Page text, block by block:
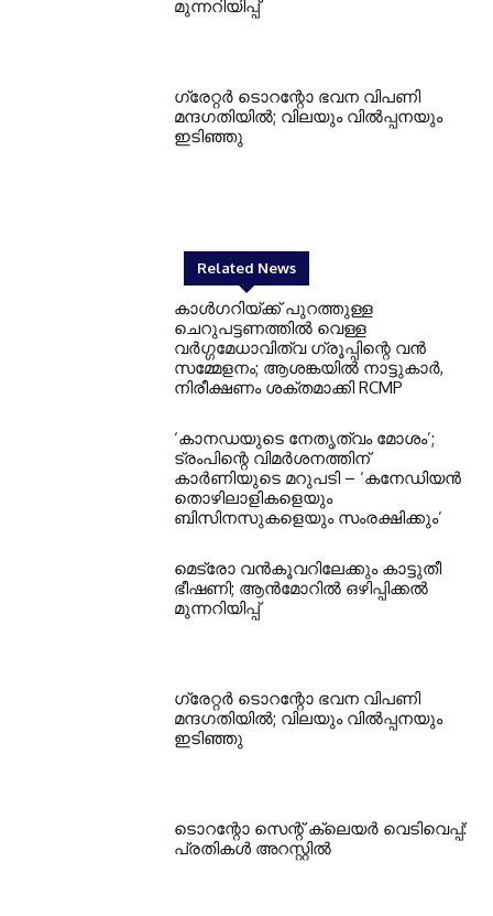
മുന്നറിയിപ്പ്
ഗ്രേറ്റര്‍ ടൊറന്റോ ഭവന വിപണി
മന്ദഗതിയില്‍; വിലയും വില്‍പ്പനയും
ഇടിഞ്ഞു
Related News
കാൾഗറിയ്ക്ക് പുറത്തുള്ള
ചെറുപട്ടണത്തിൽ വെള്ള
വർഗ്ഗമേധാവിത്വ ഗ്രൂപ്പിന്റെ വൻ
സമ്മേളനം; ആശങ്കയിൽ നാട്ടുകാർ,
നിരീക്ഷണം ശക്തമാക്കി RCMP
‘കാനഡയുടെ നേതൃത്വം മോശം’;
ട്രംപിന്റെ വിമർശനത്തിന്
കാർണിയുടെ മറുപടി – ‘കനേഡിയൻ
തൊഴിലാളികളെയും
ബിസിനസുകളെയും സംരക്ഷിക്കും’
മെട്രോ വൻകൂവറിലേക്കും കാട്ടുതീ
ഭീഷണി; ആൻമോറിൽ ഒഴിപ്പിക്കൽ
മുന്നറിയിപ്പ്
ഗ്രേറ്റര്‍ ടൊറന്റോ ഭവന വിപണി
മന്ദഗതിയില്‍; വിലയും വില്‍പ്പനയും
ഇടിഞ്ഞു
ടൊറന്റോ സെന്റ് ക്ലെയര്‍ വെടിവെപ്പ്:
പ്രതികള്‍ അറസ്റ്റില്‍